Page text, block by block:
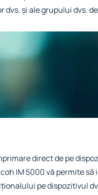
și ale grupului dvs.
direct de pe
IM 5000 vă permite
pe dispozitivul